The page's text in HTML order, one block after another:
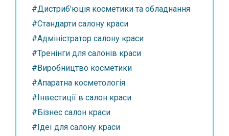
#Дистриб'юція косметики та обладнання
#Стандарти салону краси
#Адміністратор салону краси
#Тренінги для салонів краси
#Виробництво косметики
#Апаратна косметологія
#Інвестиції в салон краси
#Бізнес салон краси
#Ідеї для салону краси